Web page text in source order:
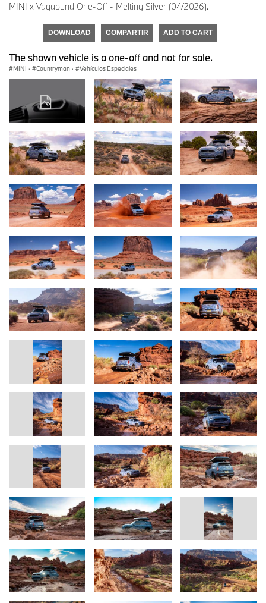
MINI x Vagabund One-Off - Melting Silver (04/2026).
DOWNLOAD COMPARTIR ADD TO CART
The shown vehicle is a one-off and not for sale.
MINI · Countryman · Vehículos Especiales